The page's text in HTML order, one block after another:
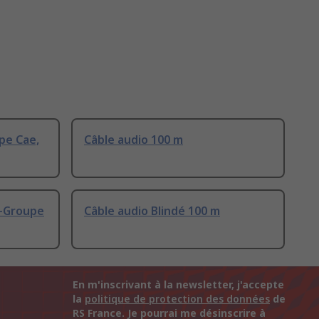
Cae,
Câble audio 100 m
Groupe
Câble audio Blindé 100 m
En m'inscrivant à la newsletter, j'accepte
la politique de protection des données de
RS France. Je pourrai me désinscrire à